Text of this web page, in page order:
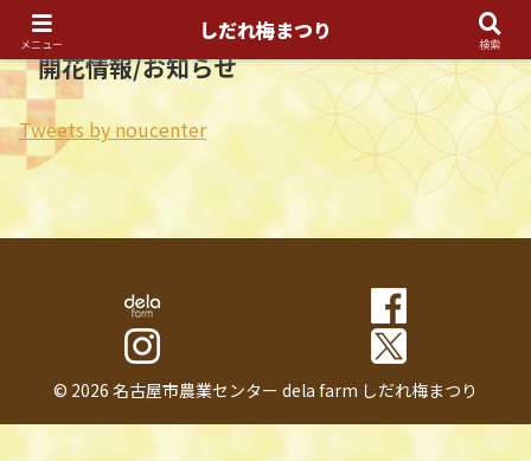
開花情報/お知らせ
Tweets by noucenter
© 2026 名古屋市農業センター dela farm しだれ梅まつり
メニュー
しだれ梅まつり
検索